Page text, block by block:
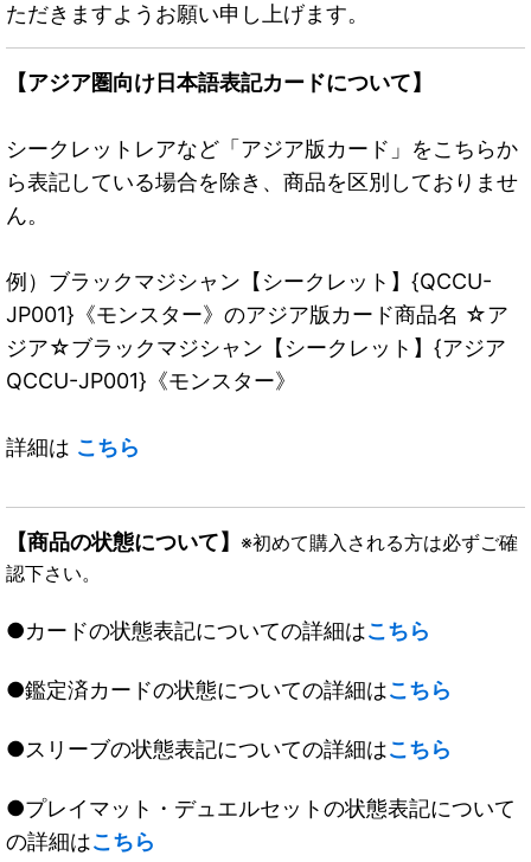
ただきますようお願い申し上げます。
【アジア圏向け日本語表記カードについて】
シークレットレアなど「アジア版カード」をこちらか
ら表記している場合を除き、商品を区別しておりませ
ん。
例）ブラックマジシャン【シークレット】{QCCU-
JP001}《モンスター》のアジア版カード商品名 ☆ア
ジア☆ブラックマジシャン【シークレット】{アジア
QCCU-JP001}《モンスター》
詳細は こちら
【商品の状態について】 ※初めて購入される方は必ずご確
認下さい。
●カードの状態表記についての詳細はこちら
●鑑定済カードの状態についての詳細はこちら
●スリーブの状態表記についての詳細はこちら
●プレイマット・デュエルセットの状態表記について
の詳細はこちら